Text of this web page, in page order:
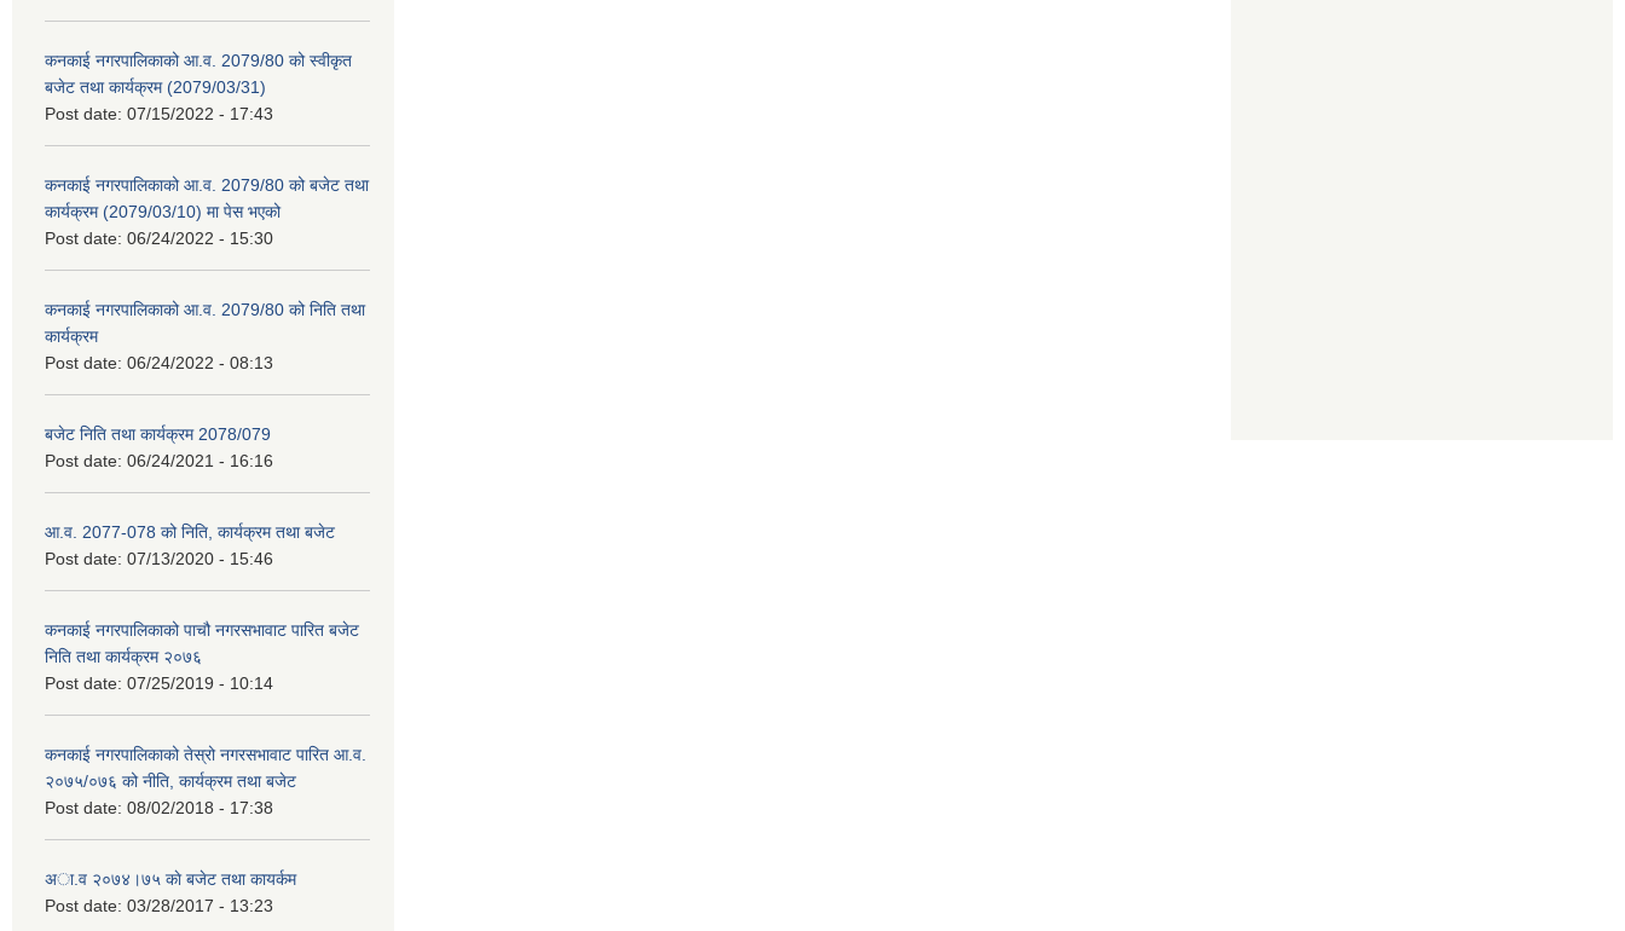
कनकाई नगरपालिकाको आ.व. 2079/80 को स्वीकृत
बजेट तथा कार्यक्रम (2079/03/31)
Post date: 07/15/2022 - 17:43
कनकाई नगरपालिकाको आ.व. 2079/80 को बजेट तथा
कार्यक्रम (2079/03/10) मा पेस भएको
Post date: 06/24/2022 - 15:30
कनकाई नगरपालिकाको आ.व. 2079/80 को निति तथा
कार्यक्रम
Post date: 06/24/2022 - 08:13
बजेट निति तथा कार्यक्रम 2078/079
Post date: 06/24/2021 - 16:16
आ.व. 2077-078 को निति, कार्यक्रम तथा बजेट
Post date: 07/13/2020 - 15:46
कनकाई नगरपालिकाको पाचौ नगरसभावाट पारित बजेट
निति तथा कार्यक्रम २०७६
Post date: 07/25/2019 - 10:14
कनकाई नगरपालिकाको तेस्रो नगरसभावाट पारित आ.व.
२०७५/०७६ को नीति, कार्यक्रम तथा बजेट
Post date: 08/02/2018 - 17:38
अा.व २०७४।७५ काे बजेट तथा कायर्कम
Post date: 03/28/2017 - 13:23